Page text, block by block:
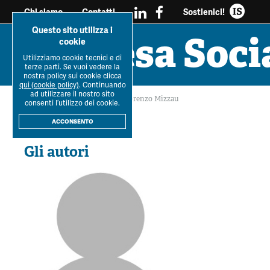
Chi siamo Contatti Sostienici!
ImpresaUltimo Numero La
Tutti i
dossier
Workshop Impresa
Sociale 2021
Impresa
Home>La Rivista>Autori Lorenzo Mizzau
Rivista
Gli autori
Questo sito utilizza i
cookie
Utilizziamo cookie tecnici e di
terze parti. Se vuoi vedere la
nostra policy sui cookie clicca
qui (cookie policy). Continuando
ad utilizzare il nostro sito
consenti l’utilizzo dei cookie.
acconsento